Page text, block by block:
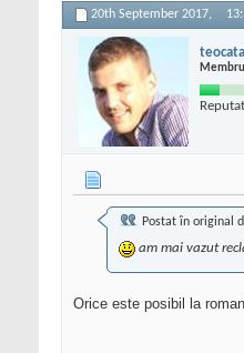
20th September 2017,
Postat în original
am mai vazut
Orice este posibil la